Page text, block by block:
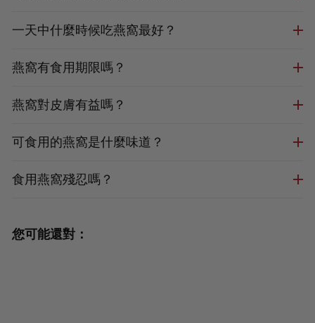
一天中什麼時候吃燕窩最好？
燕窩有食用期限嗎？
燕窩對皮膚有益嗎？
可食用的燕窩是什麼味道？
食用燕窩殘忍嗎？
您可能還對：